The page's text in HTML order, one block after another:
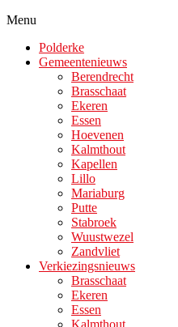
Menu
Polderke
Gemeentenieuws
Berendrecht
Brasschaat
Ekeren
Essen
Hoevenen
Kalmthout
Kapellen
Lillo
Mariaburg
Putte
Stabroek
Wuustwezel
Zandvliet
Verkiezingsnieuws
Brasschaat
Ekeren
Essen
Kalmthout